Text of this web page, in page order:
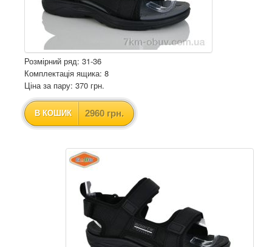
Розмірний ряд: 31-36
Комплектація ящика: 8
Ціна за пару: 370 грн.
В КОШИК 2960 грн.